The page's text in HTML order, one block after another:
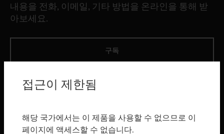
내용을 전화, 이메일, 기타 방법을 온라인을 통해 받
아보세요.
구독
제품
toggle view
접근이 제한됨
해당 국가에서는 이 제품을 사용할 수 없으므로 이
페이지에 액세스할 수 없습니다.